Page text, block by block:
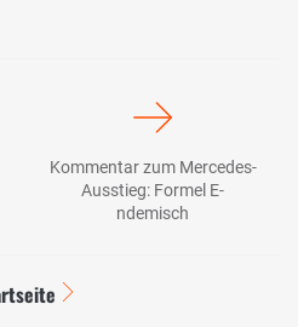
Kommentar zum Mercedes-
Ausstieg: Formel E-
ndemisch